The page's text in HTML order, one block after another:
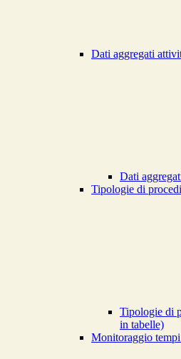
Dati aggregati
Dati
Tipologie di
Tipologie di
in tabelle)
Monitoraggio